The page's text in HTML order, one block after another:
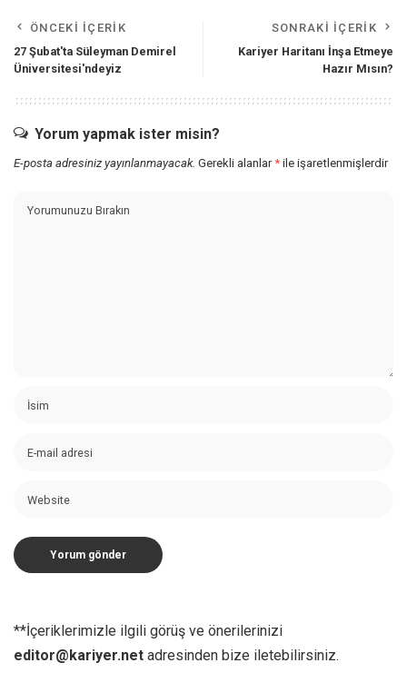
ÖNCEKI İÇERIK
27 Şubat'ta Süleyman Demirel
Üniversitesi'ndeyiz
SONRAKI İÇERIK
Kariyer Haritanı İnşa Etmeye
Hazır Mısın?
Yorum yapmak ister misin?
E-posta adresiniz yayınlanmayacak. Gerekli alanlar* ile işaretlenmişlerdir
**İçeriklerimizle ilgili görüş ve önerilerinizi
editor@kariyer.net adresinden bize iletebilirsiniz.